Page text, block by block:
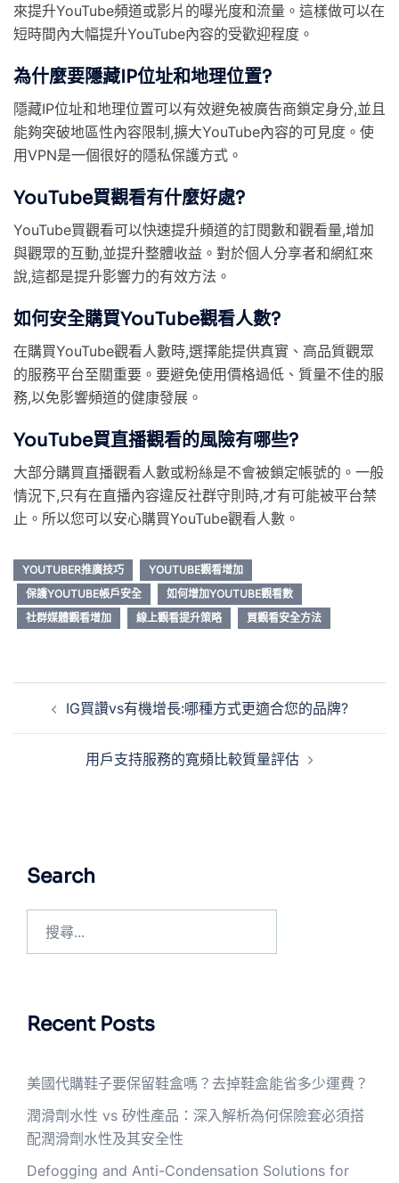
來提升YouTube頻道或影片的曝光度和流量。這樣做可以在
短時間內大幅提升YouTube內容的受歡迎程度。
為什麼要隱藏IP位址和地理位置?
隱藏IP位址和地理位置可以有效避免被廣告商鎖定身分,並且
能夠突破地區性內容限制,擴大YouTube內容的可見度。使
用VPN是一個很好的隱私保護方式。
YouTube買觀看有什麼好處?
YouTube買觀看可以快速提升頻道的訂閱數和觀看量,增加
與觀眾的互動,並提升整體收益。對於個人分享者和網紅來
說,這都是提升影響力的有效方法。
如何安全購買YouTube觀看人數?
在購買YouTube觀看人數時,選擇能提供真實、高品質觀眾
的服務平台至關重要。要避免使用價格過低、質量不佳的服
務,以免影響頻道的健康發展。
YouTube買直播觀看的風險有哪些?
大部分購買直播觀看人數或粉絲是不會被鎖定帳號的。一般
情況下,只有在直播內容違反社群守則時,才有可能被平台禁
止。所以您可以安心購買YouTube觀看人數。
YOUTUBER推廣技巧
YOUTUBE觀看增加
保護YOUTUBE帳戶安全
如何增加YOUTUBE觀看數
社群媒體觀看增加
線上觀看提升策略 買觀看安全方法
IG買讚vs有機增長:哪種方式更適合您的品牌?
用戶支持服務的寬頻比較質量評估
Search
Recent Posts
美國代購鞋子要保留鞋盒嗎？去掉鞋盒能省多少運費？
潤滑劑水性 vs 矽性產品：深入解析為何保險套必須搭
配潤滑劑水性及其安全性
Defogging and Anti-Condensation Solutions for